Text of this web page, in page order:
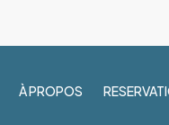
À PROPOS